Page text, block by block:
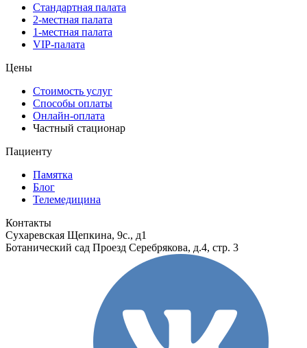
Стандартная палата
2-местная палата
1-местная палата
VIP-палата
Цены
Стоимость услуг
Способы оплаты
Онлайн-оплата
Частный стационар
Пациенту
Памятка
Блог
Телемедицина
Контакты
Сухаревская Щепкина, 9с., д1
Ботанический сад Проезд Серебрякова, д.4, стр. 3